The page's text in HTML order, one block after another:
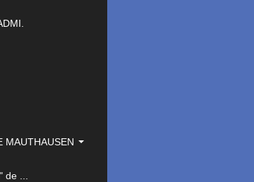
MAUTHAUSEN
...